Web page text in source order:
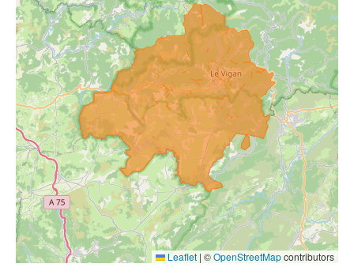
Leaflet | ©OpenStreetMapcontributors